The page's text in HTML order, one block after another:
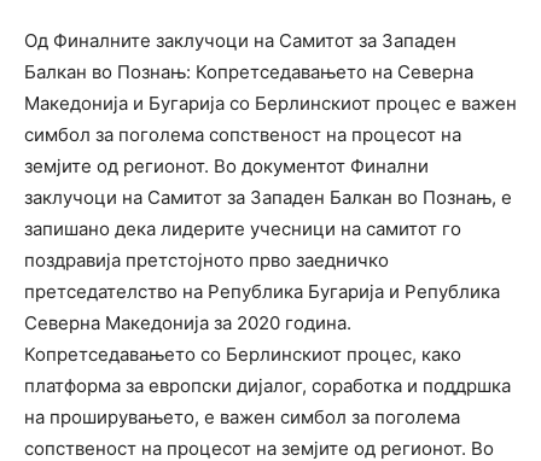
Од Финалните заклучоци на Самитот за Западен
Балкан во Познањ: Копретседавањето на Северна
Македонија и Бугарија со Берлинскиот процес е важен
симбол за поголема сопственост на процесот на
земјите од регионот. Во документот Финални
заклучоци на Самитот за Западен Балкан во Познањ, е
запишано дека лидерите учесници на самитот го
поздравија претстојното прво заедничко
претседателство на Република Бугарија и Република
Северна Македонија за 2020 година.
Копретседавањето со Берлинскиот процес, како
платформа за европски дијалог, соработка и поддршка
на проширувањето, е важен симбол за поголема
сопственост на процесот на земјите од регионот. Во